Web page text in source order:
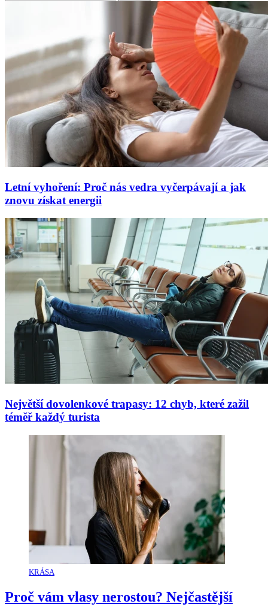
Letní vyhoření: Proč nás vedra vyčerpávají a jak
znovu získat energii
Největší dovolenkové trapasy: 12 chyb, které zažil
téměř každý turista
KRÁSA
Proč vám vlasy nerostou? Nejčastější